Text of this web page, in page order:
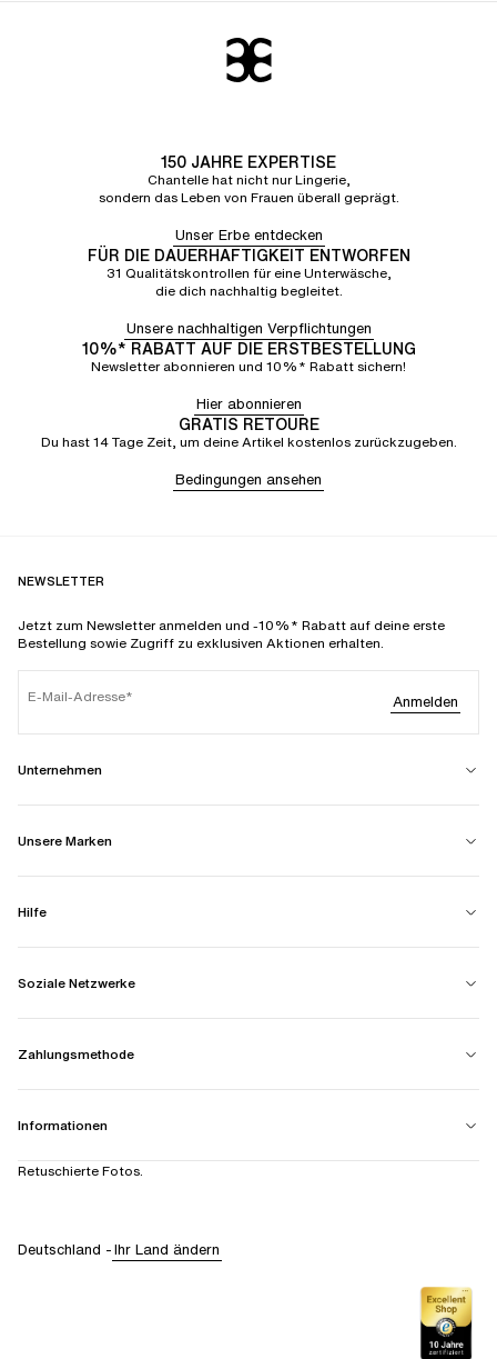
150 JAHRE EXPERTISE
Chantelle hat nicht nur Lingerie,
sondern das Leben von Frauen überall geprägt.
Unser Erbe entdecken
FÜR DIE DAUERHAFTIGKEIT ENTWORFEN
31 Qualitätskontrollen für eine Unterwäsche,
die dich nachhaltig begleitet.
Unsere nachhaltigen Verpflichtungen
10%* RABATT AUF DIE ERSTBESTELLUNG
Newsletter abonnieren und 10%* Rabatt sichern!
Hier abonnieren
GRATIS RETOURE
Du hast 14 Tage Zeit, um deine Artikel kostenlos zurückzugeben.
Bedingungen ansehen
NEWSLETTER
Jetzt zum Newsletter anmelden und -10%* Rabatt auf deine erste
Bestellung sowie Zugriff zu exklusiven Aktionen erhalten.
E-Mail-Adresse Anmelden
Unternehmen
Unsere Marken
Hilfe
Soziale Netzwerke
Zahlungsmethode
Informationen
Retuschierte Fotos.
Deutschland -Ihr Land ändern